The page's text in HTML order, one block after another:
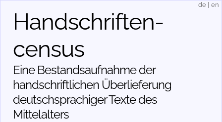
Handschriften­
census
Eine Bestandsaufnahme der
handschriftlichen Über­lieferung
deutschsprachiger Texte des
Mittelalters
de en